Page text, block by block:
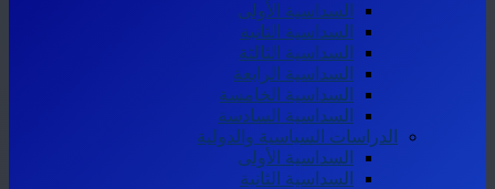
السداسية الأولى
السداسية الثانية
السداسية الثالثة
السداسية الرابعة
السداسية الخامسة
السداسية السادسة
الدراسات السياسية والدولية
السداسية الأولى
السداسية الثانية